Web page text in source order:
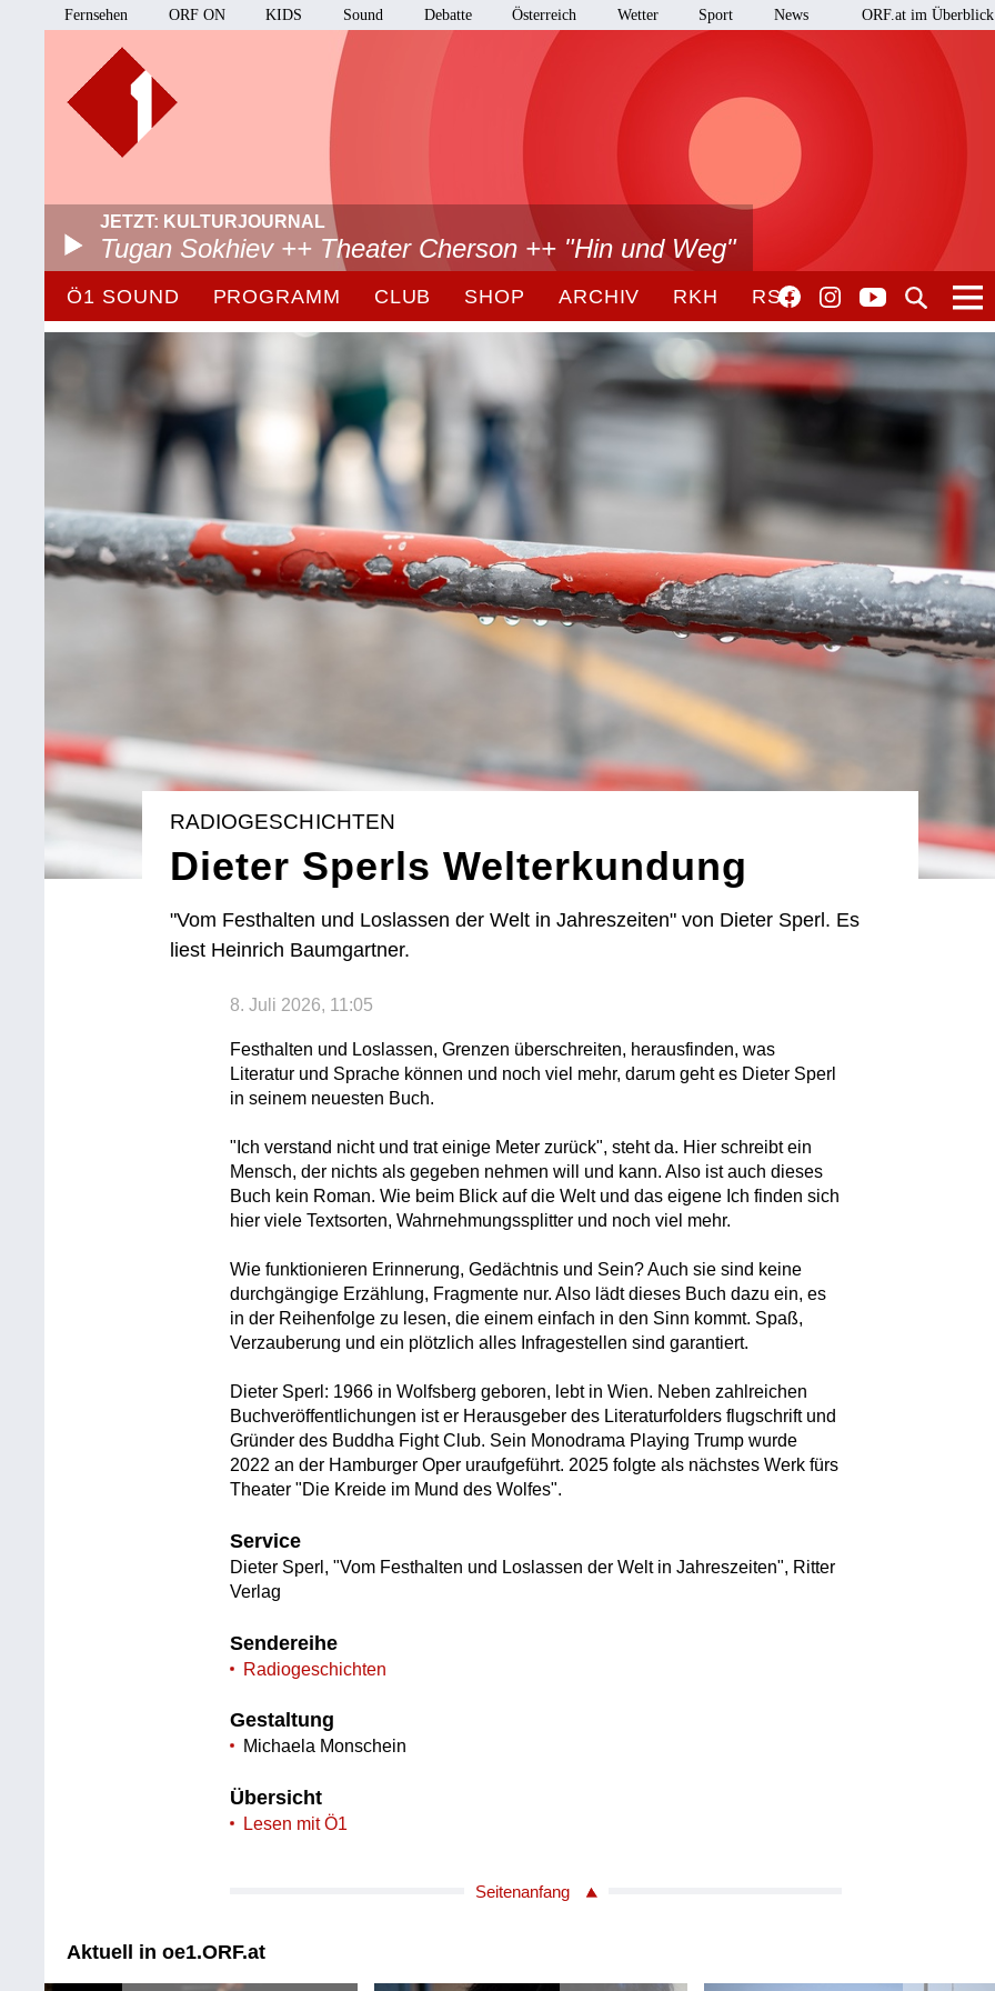
Fernsehen ORF ON KIDS Sound Debatte Österreich Wetter Sport News ORF.at im Überblick
JETZT: KULTURJOURNAL
Tugan Sokhiev ++ Theater Cherson ++ "Hin und Weg"
Ö1 SOUND PROGRAMM CLUB SHOP ARCHIV RKH RSO
RADIOGESCHICHTEN
Dieter Sperls Welterkundung
"Vom Festhalten und Loslassen der Welt in Jahreszeiten" von Dieter Sperl. Es
liest Heinrich Baumgartner.
8. Juli 2026, 11:05
Festhalten und Loslassen, Grenzen überschreiten, herausfinden, was
Literatur und Sprache können und noch viel mehr, darum geht es Dieter Sperl
in seinem neuesten Buch.
"Ich verstand nicht und trat einige Meter zurück", steht da. Hier schreibt ein
Mensch, der nichts als gegeben nehmen will und kann. Also ist auch dieses
Buch kein Roman. Wie beim Blick auf die Welt und das eigene Ich finden sich
hier viele Textsorten, Wahrnehmungssplitter und noch viel mehr.
Wie funktionieren Erinnerung, Gedächtnis und Sein? Auch sie sind keine
durchgängige Erzählung, Fragmente nur. Also lädt dieses Buch dazu ein, es
in der Reihenfolge zu lesen, die einem einfach in den Sinn kommt. Spaß,
Verzauberung und ein plötzlich alles Infragestellen sind garantiert.
Dieter Sperl: 1966 in Wolfsberg geboren, lebt in Wien. Neben zahlreichen
Buchveröffentlichungen ist er Herausgeber des Literaturfolders flugschrift und
Gründer des Buddha Fight Club. Sein Monodrama Playing Trump wurde
2022 an der Hamburger Oper uraufgeführt. 2025 folgte als nächstes Werk fürs
Theater "Die Kreide im Mund des Wolfes".
Service
Dieter Sperl, "Vom Festhalten und Loslassen der Welt in Jahreszeiten", Ritter
Verlag
Sendereihe
Radiogeschichten
Gestaltung
Michaela Monschein
Übersicht
Lesen mit Ö1
Seitenanfang
Aktuell in oe1.ORF.at